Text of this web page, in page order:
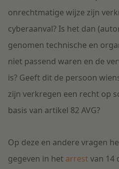
onrechtmatige wijze zijn
cyberaanval? Is het dan
genomen technische en
niet passend waren en de
is? Geeft dit de persoon
zijn verkregen een recht op
basis van artikel 82 AVG?
Op deze en andere vragen
gegeven in het arrestvan 14